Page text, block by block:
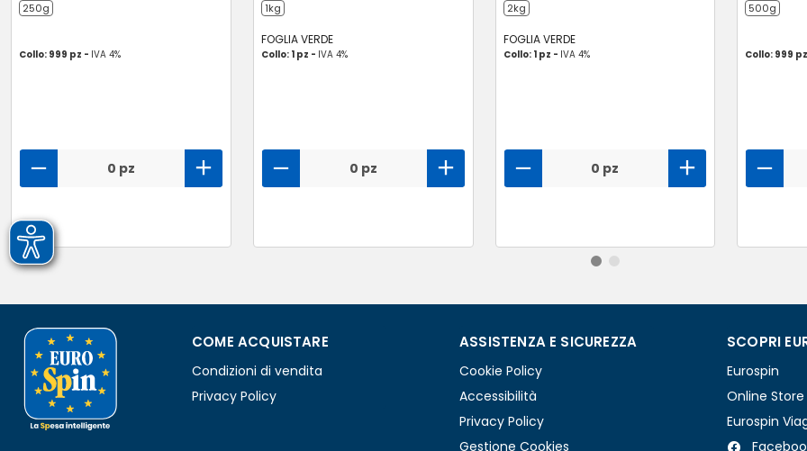
250g
Collo: 999 pz - IVA 4%
0 pz
1kg
FOGLIA VERDE
Collo: 1 pz - IVA 4%
0 pz
2kg
FOGLIA VERDE
Collo: 1 pz - IVA 4%
0 pz
500g
Collo: 999
COME ACQUISTARE
Condizioni di vendita
Privacy Policy
ASSISTENZA E SICUREZZA
Cookie Policy
Accessibilità
Privacy Policy
Gestione Cookies
SCOPRI
Eurospin
Online Store
Eurospin